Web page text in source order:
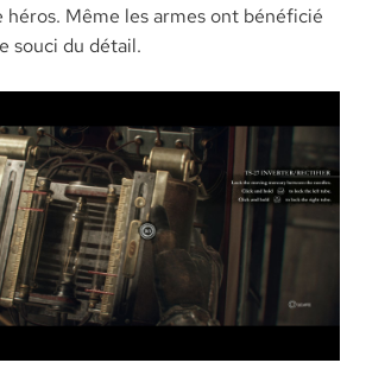
Même les armes ont bénéficié
souci du détail.